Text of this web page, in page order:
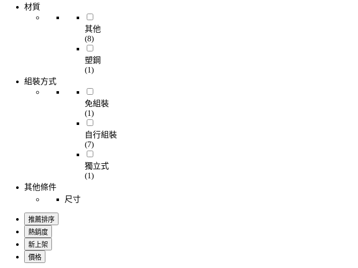
材質
其他
(8)
塑鋼
(1)
組裝方式
免組裝
(1)
自行組裝
(7)
獨立式
(1)
其他條件
尺寸
推薦排序
熱銷度
新上架
價格